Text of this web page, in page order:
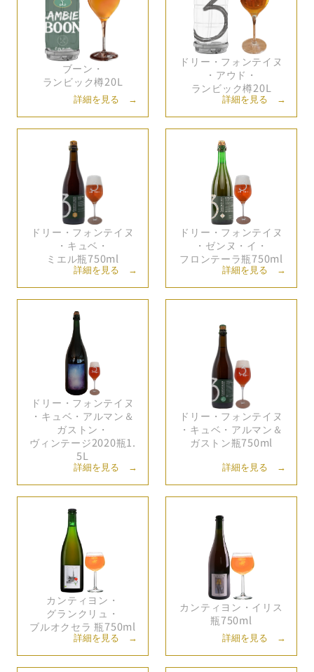
ブーン・
ランビック樽20L
詳細を見る →
ドリー・ フォンテイヌ
・ アウド・
ランビック樽20L
詳細を見る →
ドリー・ フォンテイヌ
・ キュベ・
ミエル瓶750ml
詳細を見る →
ドリー・ フォンテイヌ
・ ゼンヌ・ イ・
フロンテーラ瓶750ml
詳細を見る →
ドリー・ フォンテイヌ
・ キュベ・ アルマン＆
ガストン・
ヴィンテージ2020瓶1.
5L
詳細を見る →
ドリー・ フォンテイヌ
・ キュベ・ アルマン＆
ガストン瓶750ml
詳細を見る →
カンティヨン・
グランクリュ・
ブルオクセラ 瓶750ml
詳細を見る →
カンティヨン・ イリス
瓶750ml
詳細を見る →